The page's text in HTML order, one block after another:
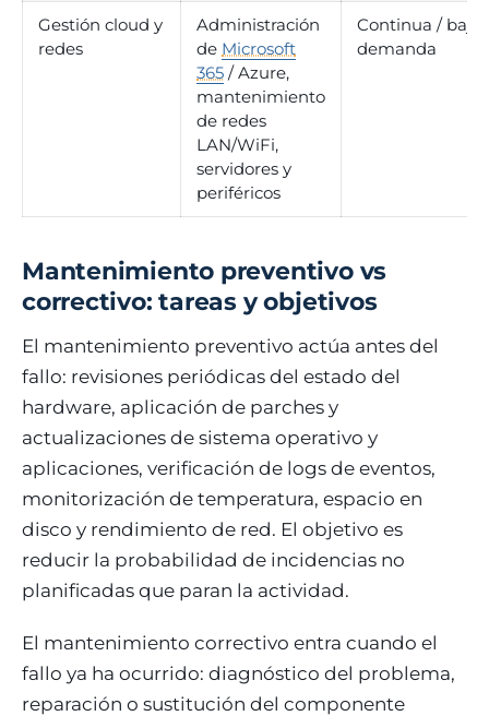
Gestión cloud y
redes
Administración
de Microsoft
365 / Azure,
mantenimiento
de redes
LAN/WiFi,
servidores y
periféricos
Continua / bajo
demanda
Mantenimiento preventivo vs
correctivo: tareas y objetivos
El mantenimiento preventivo actúa antes del
fallo: revisiones periódicas del estado del
hardware, aplicación de parches y
actualizaciones de sistema operativo y
aplicaciones, verificación de logs de eventos,
monitorización de temperatura, espacio en
disco y rendimiento de red. El objetivo es
reducir la probabilidad de incidencias no
planificadas que paran la actividad.
El mantenimiento correctivo entra cuando el
fallo ya ha ocurrido: diagnóstico del problema,
reparación o sustitución del componente